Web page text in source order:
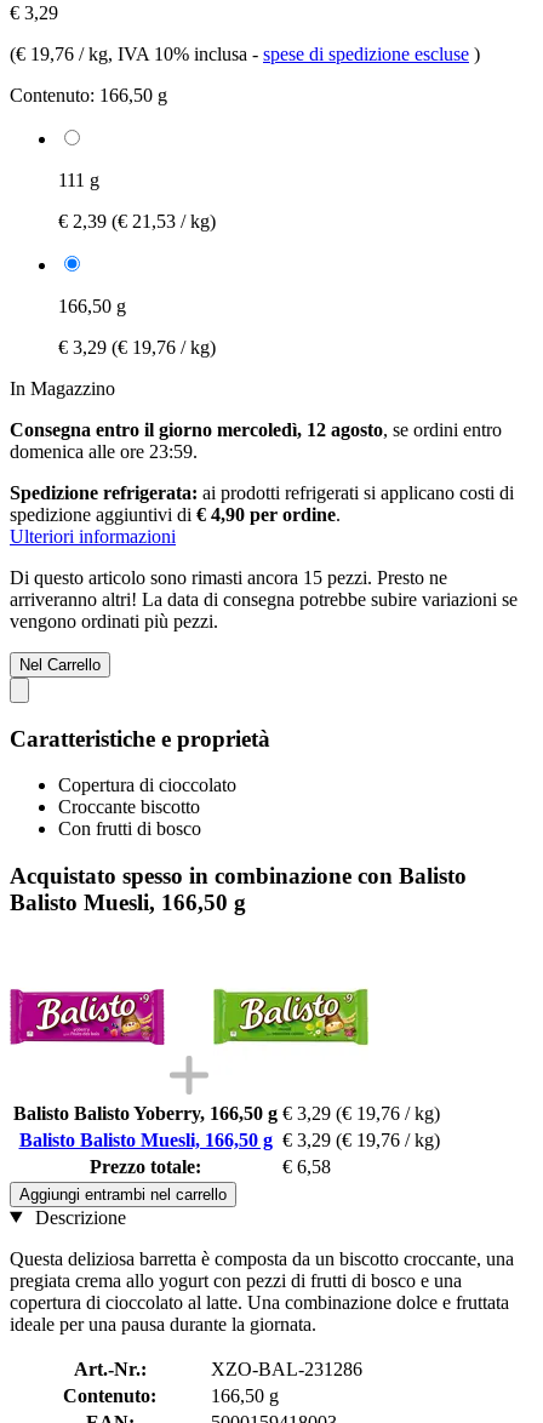
€ 3,29
(€ 19,76 / kg, IVA 10% inclusa - spese di spedizione escluse )
Contenuto: 166,50 g
111 g
€ 2,39 (€ 21,53 / kg)
166,50 g
€ 3,29 (€ 19,76 / kg)
In Magazzino
Consegna entro il giorno mercoledì, 12 agosto, se ordini entro
domenica alle ore 23:59.
Spedizione refrigerata: ai prodotti refrigerati si applicano costi di
spedizione aggiuntivi di € 4,90 per ordine.
Ulteriori informazioni
Di questo articolo sono rimasti ancora 15 pezzi. Presto ne
arriveranno altri! La data di consegna potrebbe subire variazioni se
vengono ordinati più pezzi.
Nel Carrello
Caratteristiche e proprietà
Copertura di cioccolato
Croccante biscotto
Con frutti di bosco
Acquistato spesso in combinazione con Balisto
Balisto Muesli, 166,50 g
Balisto Balisto Yoberry, 166,50 g € 3,29 (€ 19,76 / kg)
Balisto Balisto Muesli, 166,50 g € 3,29 (€ 19,76 / kg)
Prezzo totale:
€ 6,58
Aggiungi entrambi nel carrello
Descrizione
Questa deliziosa barretta è composta da un biscotto croccante, una
pregiata crema allo yogurt con pezzi di frutti di bosco e una
copertura di cioccolato al latte. Una combinazione dolce e fruttata
ideale per una pausa durante la giornata.
Art.-Nr.:
XZO-BAL-231286
Contenuto:
166,50 g